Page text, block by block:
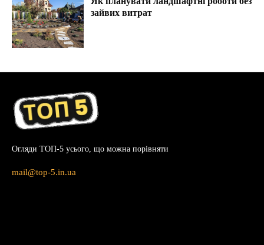
зайвих витрат
Огляди ТОП-5 усього, що можна порівняти
mail@top-5.in.ua